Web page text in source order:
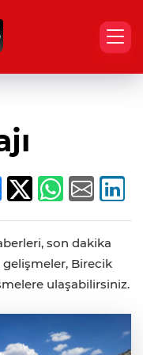
son dakika
Birecik
ulaşabilirsiniz.